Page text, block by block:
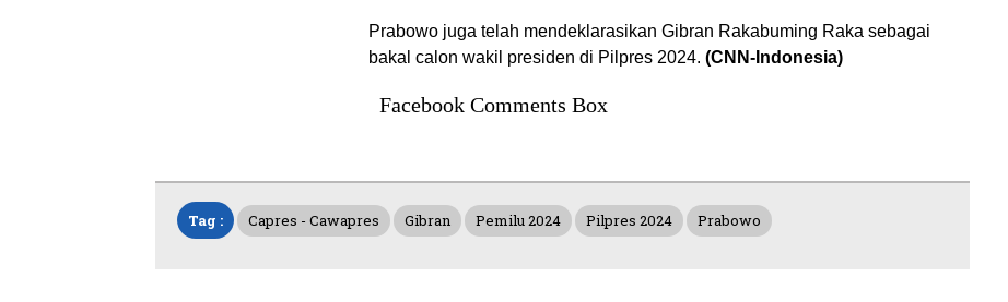
Prabowo juga telah mendeklarasikan Gibran Rakabuming Raka sebagai
bakal calon wakil presiden di Pilpres 2024. (CNN-Indonesia)
Facebook Comments Box
Tag : Capres - Cawapres Gibran Pemilu 2024 Pilpres 2024 Prabowo